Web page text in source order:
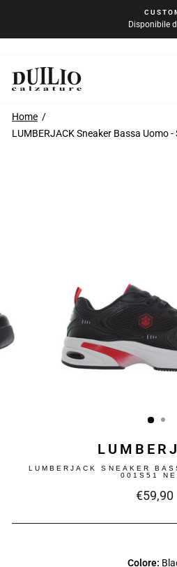
contenuto
CUSTOMER
Disponibile dal
Home
LUMBERJACK Sneaker Bassa Uomo
LUMBERJACK SNEAKER
001S51
Prezzo
€59,90
Colore: